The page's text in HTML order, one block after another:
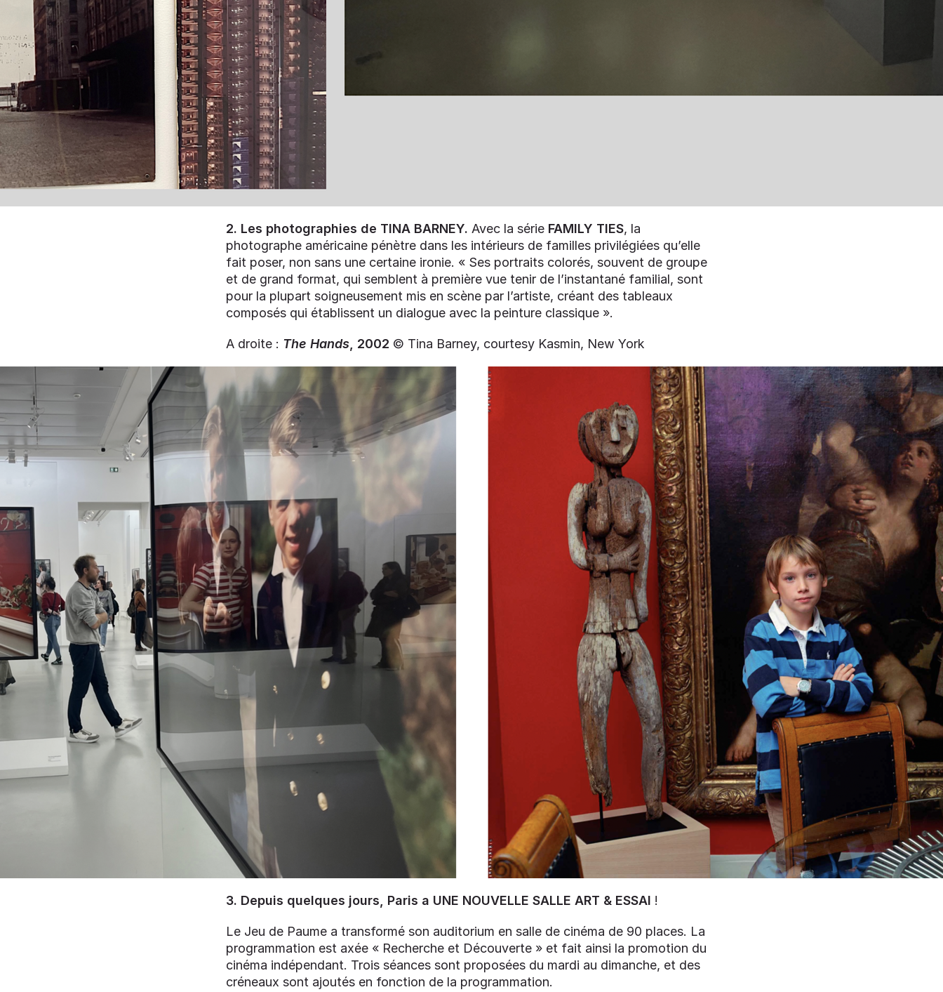
2. Les photographies de TINA BARNEY. Avec la série FAMILY TIES, la
photographe américaine pénètre dans les intérieurs de familles privilégiées qu’elle
fait poser, non sans une certaine ironie. « Ses portraits colorés, souvent de groupe
et de grand format, qui semblent à première vue tenir de l’instantané familial, sont
pour la plupart soigneusement mis en scène par l’artiste, créant des tableaux
composés qui établissent un dialogue avec la peinture classique ».
A droite : The Hands , 2002 © Tina Barney, courtesy Kasmin, New York
3. Depuis quelques jours, Paris a UNE NOUVELLE SALLE ART & ESSAI !
Le Jeu de Paume a transformé son auditorium en salle de cinéma de 90 places. La
programmation est axée « Recherche et Découverte » et fait ainsi la promotion du
cinéma indépendant. Trois séances sont proposées du mardi au dimanche, et des
créneaux sont ajoutés en fonction de la programmation.